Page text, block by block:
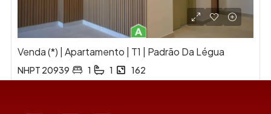
Venda (*) | Apartamento | T1 | Padrão Da Légua
NHPT 20939 1 1 162